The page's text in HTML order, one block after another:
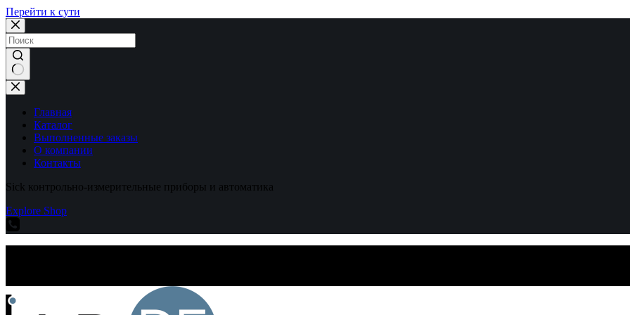
Перейти к сути
Ничего
не
найденоГлавная
Каталог
Выполненные заказы
О компании
Контакты
Sick контрольно-измерительные приборы и автоматика
Explore Shop